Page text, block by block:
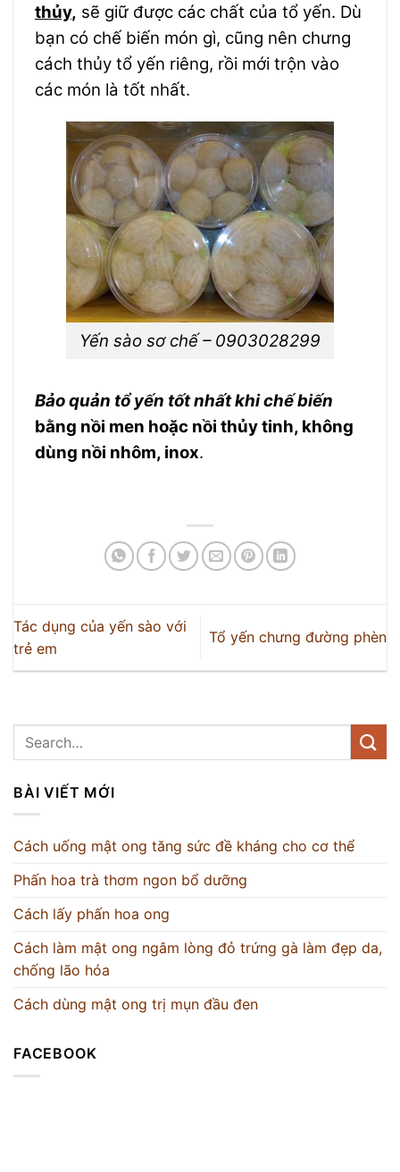
thủy, sẽ giữ được các chất của tổ yến. Dù
bạn có chế biến món gì, cũng nên chưng
cách thủy tổ yến riêng, rồi mới trộn vào
các món là tốt nhất.
Yến sào sơ chế – 0903028299
Bảo quản tổ yến tốt nhất khi chế biến
bằng nồi men hoặc nồi thủy tinh, không
dùng nồi nhôm, inox.
Tác dụng của yến sào với
trẻ em
Tổ yến chưng đường phèn
BÀI VIẾT MỚI
Cách uống mật ong tăng sức đề kháng cho cơ thể
Phấn hoa trà thơm ngon bổ dưỡng
Cách lấy phấn hoa ong
Cách làm mật ong ngâm lòng đỏ trứng gà làm đẹp da,
chống lão hóa
Cách dùng mật ong trị mụn đầu đen
FACEBOOK